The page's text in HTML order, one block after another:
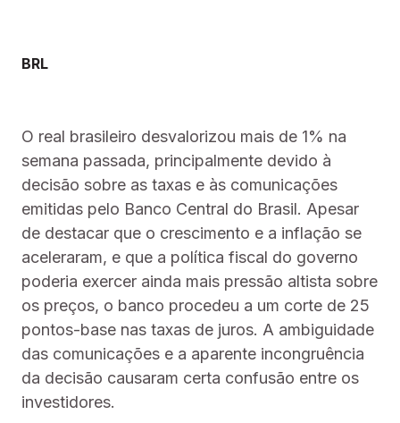
BRL
O real brasileiro desvalorizou mais de 1% na
semana passada, principalmente devido à
decisão sobre as taxas e às comunicações
emitidas pelo Banco Central do Brasil. Apesar
de destacar que o crescimento e a inflação se
aceleraram, e que a política fiscal do governo
poderia exercer ainda mais pressão altista sobre
os preços, o banco procedeu a um corte de 25
pontos-base nas taxas de juros. A ambiguidade
das comunicações e a aparente incongruência
da decisão causaram certa confusão entre os
investidores.